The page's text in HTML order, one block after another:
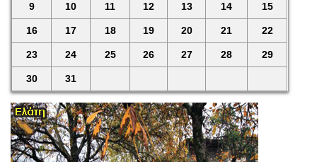
9 10 11 12 13 14 15
16 17 18 19 20 21 22
23 24 25 26 27 28 29
30 31